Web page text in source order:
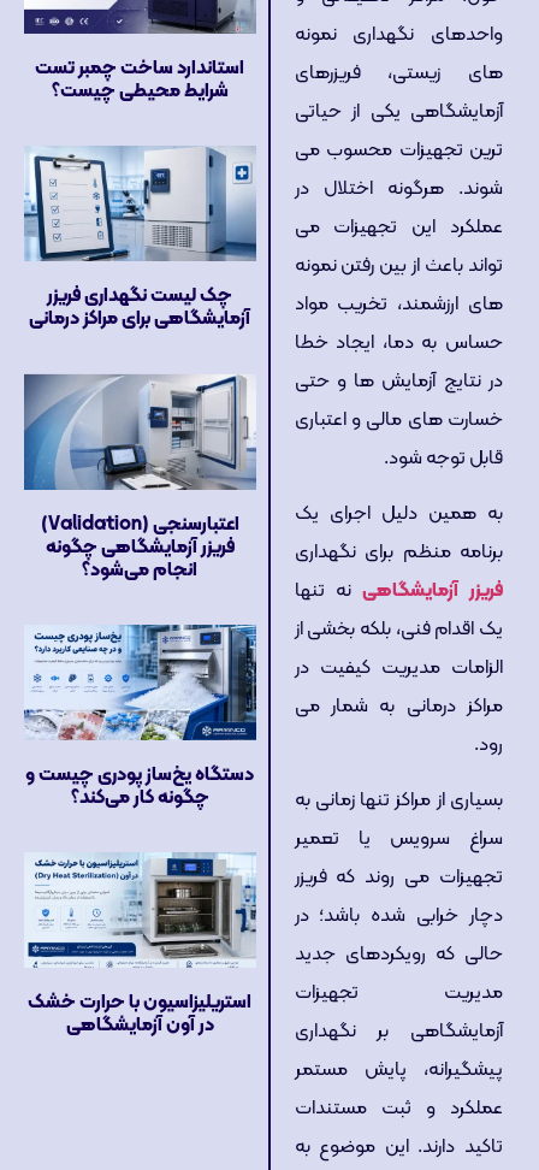
واحدهای نگهداری نمونه
های زیستی، فریزرهای
آزمایشگاهی یکی از حیاتی
ترین تجهیزات محسوب می
شوند. هرگونه اختلال در
عملکرد این تجهیزات می
تواند باعث از بین رفتن نمونه
های ارزشمند، تخریب مواد
حساس به دما، ایجاد خطا
در نتایج آزمایش ها و حتی
خسارت های مالی و اعتباری
قابل توجه شود.
به همین دلیل اجرای یک
برنامه منظم برای نگهداری
فریزر آزمایشگاهی نه تنها
یک اقدام فنی، بلکه بخشی از
الزامات مدیریت کیفیت در
مراکز درمانی به شمار می
رود.
بسیاری از مراکز تنها زمانی به
سراغ سرویس یا تعمیر
تجهیزات می روند که فریزر
دچار خرابی شده باشد؛ در
حالی که رویکردهای جدید
مدیریت تجهیزات
آزمایشگاهی بر نگهداری
پیشگیرانه، پایش مستمر
عملکرد و ثبت مستندات
تاکید دارند. این موضوع به
استاندارد ساخت چمبر تست
شرایط محیطی چیست؟
چک لیست نگهداری فریزر
آزمایشگاهی برای مراکز درمانی
اعتبارسنجی (Validation)
فریزر آزمایشگاهی چگونه
انجام می‌شود؟
دستگاه یخ‌ساز پودری چیست و
چگونه کار می‌کند؟
استریلیزاسیون با حرارت خشک
در آون آزمایشگاهی